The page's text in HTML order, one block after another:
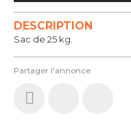
Partager l'annonce
DESCRIPTION
Sac de 25 kg.